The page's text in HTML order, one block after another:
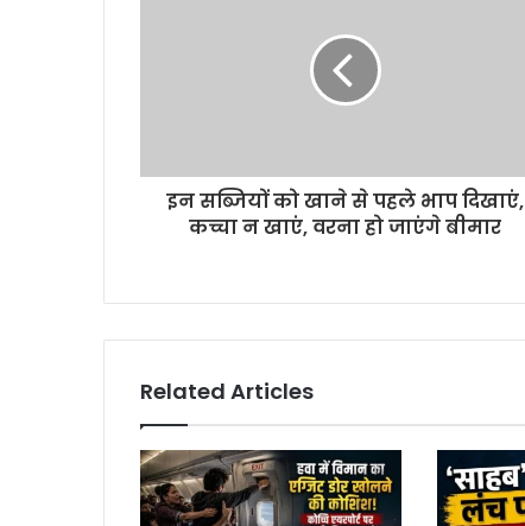
इन सब्जियों को खाने से पहले भाप दिखाएं,
कच्चा न खाएं, वरना हो जाएंगे बीमार
Related Articles